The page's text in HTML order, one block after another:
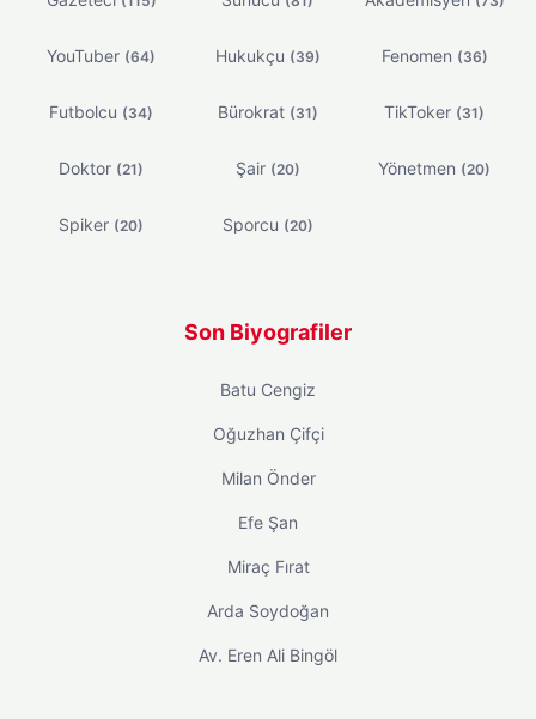
YouTuber (64) Hukukçu (39) Fenomen (36)
Futbolcu (34) Bürokrat (31) TikToker (31)
Doktor (21) Şair (20) Yönetmen (20)
Spiker (20) Sporcu (20)
Son Biyografiler
Batu Cengiz
Oğuzhan Çifçi
Milan Önder
Efe Şan
Miraç Fırat
Arda Soydoğan
Av. Eren Ali Bingöl